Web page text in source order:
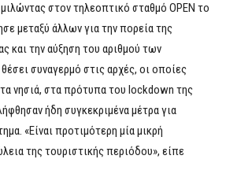
στον τηλεοπτικό σταθμό ΟΡΕΝ το
μεταξύ άλλων για την πορεία της
και την αύξηση του αριθμού των
συναγερμό στις αρχές, οι οποίες
νησιά, στα πρότυπα του lockdown της
ήδη συγκεκριμένα μέτρα για
«Είναι προτιμότερη μία μικρή
της τουριστικής περιόδου», είπε